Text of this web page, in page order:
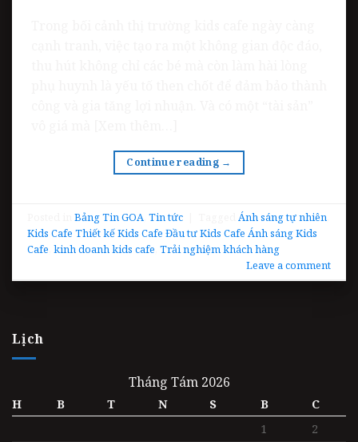
Continue reading →
Posted inBảng Tin GOA ,Tin tức TaggedÁnh sáng tự nhiên
Kids Cafe Thiết kế Kids Cafe Đầu tư Kids Cafe Ánh sáng Kids
Cafe ,kinh doanh kids cafe ,Trải nghiệm khách hàng
Leave a comment
Lịch
Tháng Tám 2026
H B T N S B
C
1
2